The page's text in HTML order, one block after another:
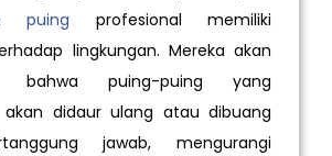
puing profesional memiliki
lingkungan. Mereka akan
bahwa puing-puing yang
akan didaur ulang atau dibuang
jawab, mengurangi